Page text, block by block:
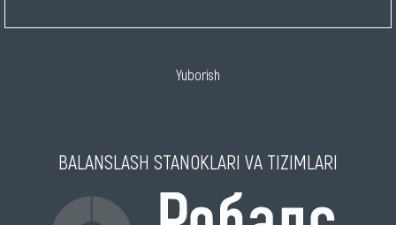
Yuborish
BALANSLASH STANOKLARI VA TIZIMLARI